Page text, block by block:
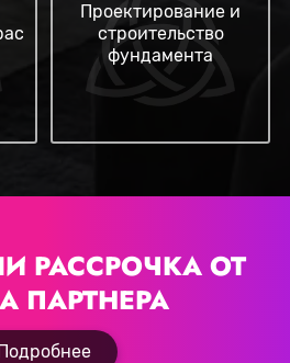
Проектирование и
строительство
фундамента
РАССРОЧКА ОТ
ПАРТНЕРА